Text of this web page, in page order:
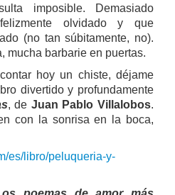
imposible. Demasiado
olvidado y que
(no tan súbitamente, no).
mucha barbarie en puertas.
hoy un chiste, déjame
divertido y profundamente
, de Juan Pablo Villalobos.
con la sonrisa en la boca,
es/libro/peluqueria-y-